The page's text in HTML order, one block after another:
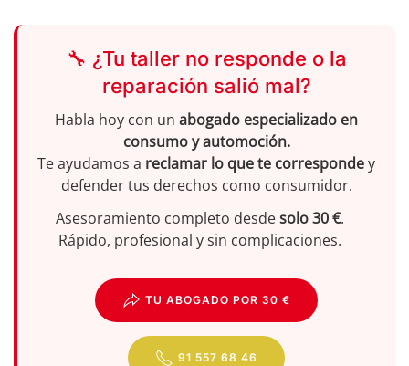
🔧 ¿Tu taller no responde o la
reparación salió mal?
Habla hoy con un abogado especializado en
consumo y automoción.
Te ayudamos a reclamar lo que te correspondey
defender tus derechos como consumidor.
Asesoramiento completo desdesolo 30 €.
Rápido, profesional y sin complicaciones.
TU ABOGADO POR 30 €
91 557 68 46